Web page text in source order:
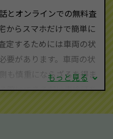
下さい。
べて無料で行います。安
。
とオンラインでの無料査
からスマホだけで簡単に
定するためには車両の状
要があります。車両の状
も慎重にならざるを得ま
際はできるだけ車検証を
もっと見る